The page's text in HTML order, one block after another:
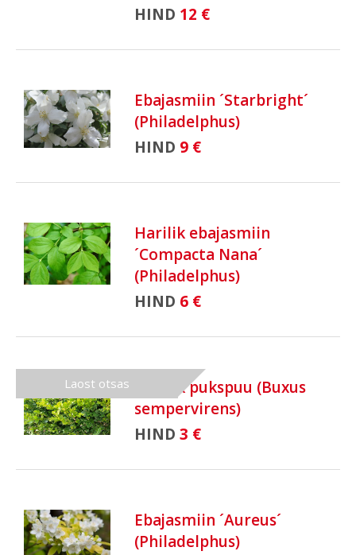
HIND 12 €
Ebajasmiin ´Starbright´
(Philadelphus)
HIND 9 €
Harilik ebajasmiin
´Compacta Nana´
(Philadelphus)
HIND 6 €
Laost otsas
Harilik pukspuu (Buxus
sempervirens)
HIND 3 €
Ebajasmiin ´Aureus´
(Philadelphus)